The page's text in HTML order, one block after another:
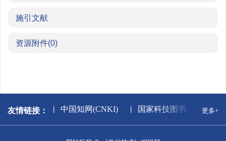
施引文献
资源附件(0)
友情链接：
闻出版署 中国知网(CNKI) 国家科技图书文献中心
更多+